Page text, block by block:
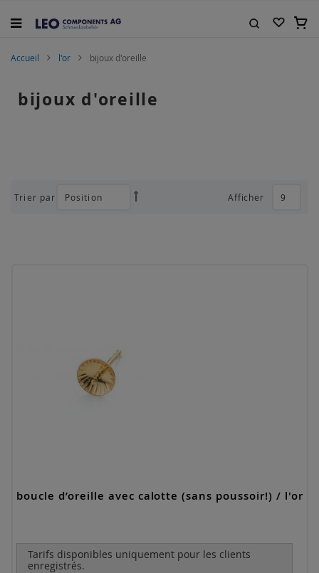
au
Mon
Accueil l'or bijoux d'oreille
bijoux d'oreille
Afficher
Trier par
Par
boucle d’oreille avec calotte (sans poussoir!) / l'or
Tarifs disponibles uniquement pour les clients
enregistrés.